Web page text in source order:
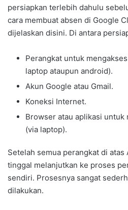
persiapkan terlebih dahulu
cara membuat absen di Google
dijelaskan disini. Di antara
Perangkat untuk
laptop ataupun android).
Akun Google atau Gmail.
Koneksi Internet.
Browser atau aplikasi untuk
(via laptop).
Setelah semua perangkat di atas
tinggal melanjutkan ke proses
sendiri. Prosesnya sangat
dilakukan.